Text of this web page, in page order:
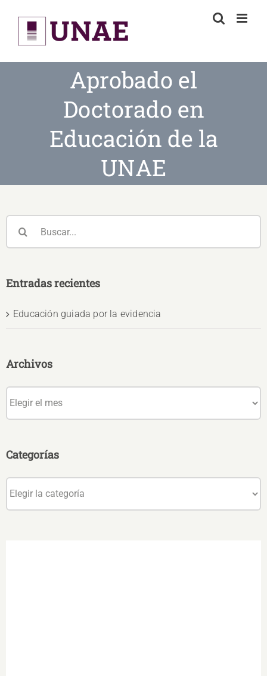
content
Aprobado el
Doctorado en
Educación de la
UNAE
Entradas recientes
Educación guiada por la evidencia
Archivos
Categorías